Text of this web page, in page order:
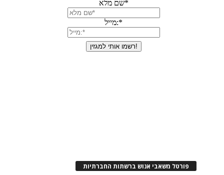
פורטל משאבי אנוש ברשתות החברתיות